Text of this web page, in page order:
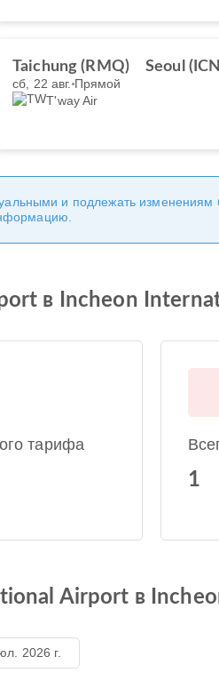
Taichung (RMQ) Seoul
сб, 22 авг. Прямой
T'way Air
и подлежать изменениям
в Incheon
тарифа
1
Airport в
2026 г.